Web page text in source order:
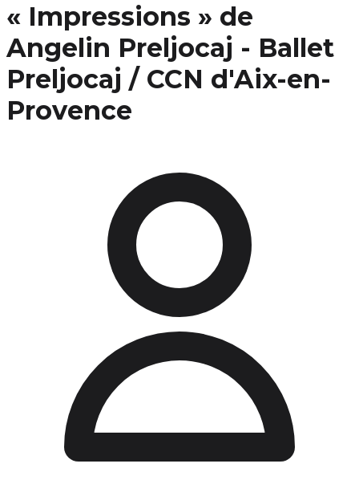
« Impressions » de
Angelin Preljocaj - Ballet
Preljocaj / CCN d'Aix-en-
Provence